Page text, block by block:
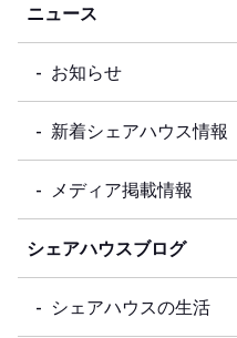
ニュース
お知らせ
新着シェアハウス情報
メディア掲載情報
シェアハウスブログ
シェアハウスの生活